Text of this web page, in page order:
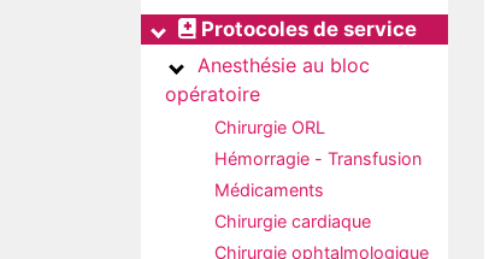
Protocoles de service
Anesthésie au bloc
opératoire
Chirurgie ORL
Hémorragie - Transfusion
Médicaments
Chirurgie cardiaque
Chirurgie ophtalmologique